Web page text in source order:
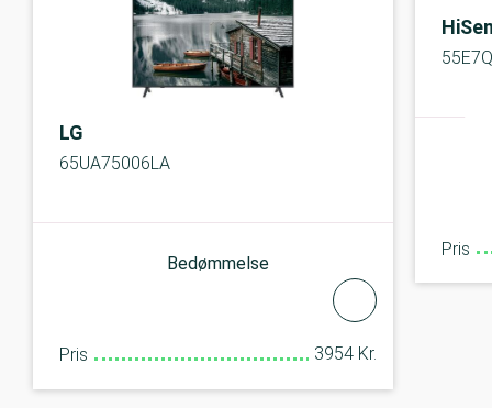
LG
65UA75006LA
Bedømmelse
Pris 3954 Kr.
55E7Q
Pris